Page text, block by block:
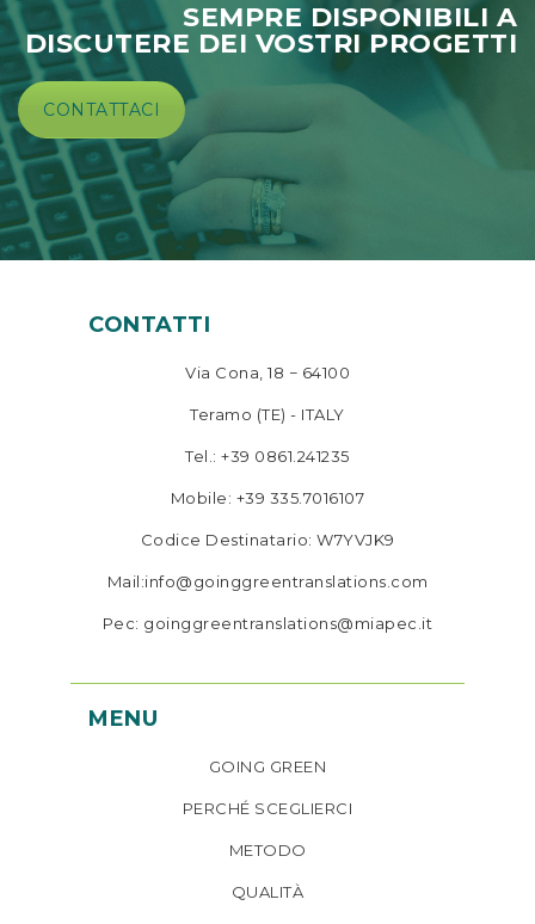
SEMPRE DISPONIBILI A
DISCUTERE DEI VOSTRI PROGETTI
CONTATTACI
CONTATTI
Via Cona, 18 − 64100
Teramo (TE) - ITALY
Tel.: +39 0861.241235
Mobile: +39 335.7016107
Codice Destinatario: W7YVJK9
Mail:info@goinggreentranslations.com
Pec: goinggreentranslations@miapec.it
MENU
GOING GREEN
PERCHÉ SCEGLIERCI
METODO
QUALITÀ